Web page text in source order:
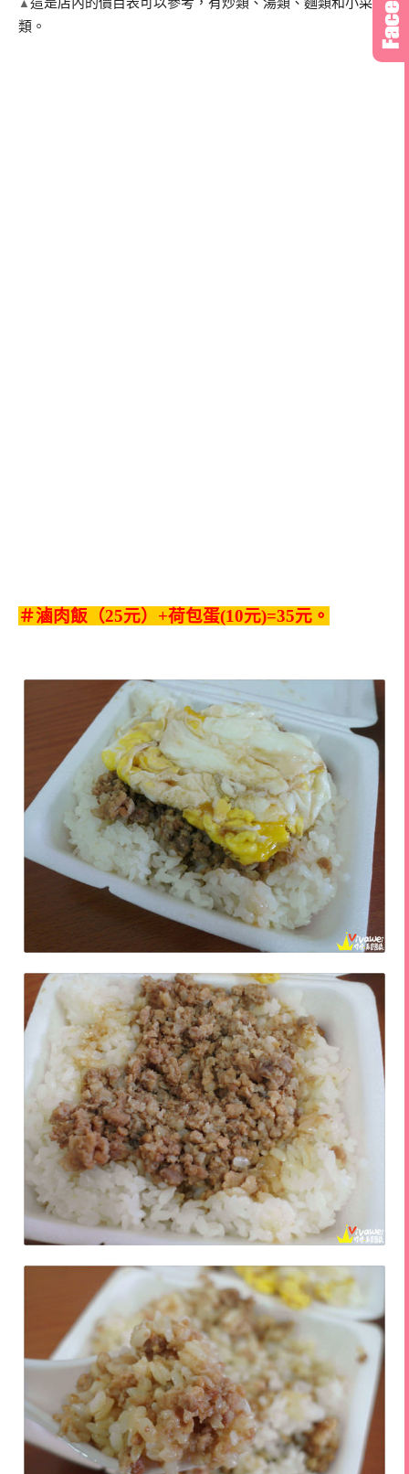
▲
類。
＃滷肉飯（25元）+荷包蛋(10元)=35元。